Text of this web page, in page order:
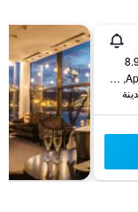
Apaczai Csere Janos U 4, بودابست, هنغاريا